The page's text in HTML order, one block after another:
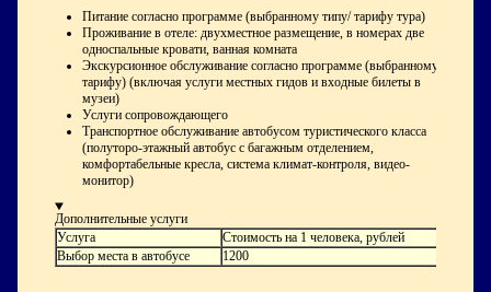
Питание согласно программе (выбранному типу/ тарифу тура)
Проживание в отеле: двухместное размещение, в номерах две
односпальные кровати, ванная комната
Экскурсионное обслуживание согласно программе (выбранному
тарифу) (включая услуги местных гидов и входные билеты в
музеи)
Услуги сопровождающего
Транспортное обслуживание автобусом туристического класса
(полуторо-этажный автобус с багажным отделением,
комфортабельные кресла, система климат-контроля, видео-
монитор)
Дополнительные услуги
Услуга
Стоимость на 1 человека, рублей
Выбор места в автобусе
1200